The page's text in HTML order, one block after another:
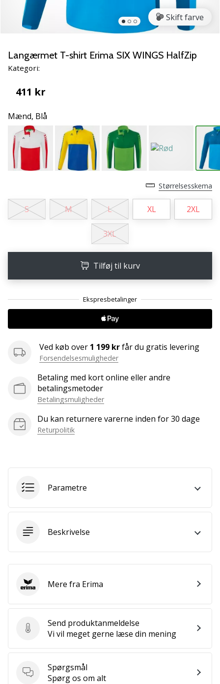
NITRO
SQD
de
nye
PUMA
NITRO
5
håndboldsko
at
kende!
Oplev
de
og
find
25. 11. 2024
•
vores
Handball
ambassadør
Har
samme
hobby
Så
sammen.
Vis alle
artikler
Skift farve
Langærmet T-shirt Erima SIX WINGS HalfZip
Kategori:
411 kr
Mænd, Blå
Størrelsesskema
S M L XL 2XL
3XL
Tilføj til kurv
Ved køb over 1 199 krfår du gratis levering
Forsendelsesmuligheder
Betaling med kort online eller andre
betalingsmetoder
Betalingsmuligheder
Du kan returnere varerne inden for 30 dage
Returpolitik
Parametre
Beskrivelse
Send produktanmeldelse
Send produktanmeldelse
Vi vil meget gerne læse din mening
Spørgsmål
Spørgsmål
Spørg os om alt
ErimaMere fra Erima